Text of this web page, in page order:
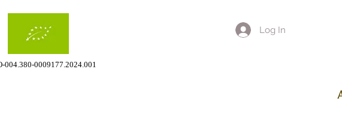
Log In
004.380-0009177.2024.001